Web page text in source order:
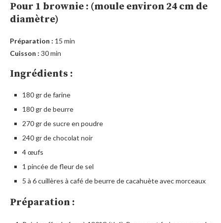
Pour 1 brownie : (moule environ 24 cm de
diamètre)
Préparation : 15 min
Cuisson : 30 min
Ingrédients :
180 gr de farine
180 gr de beurre
270 gr de sucre en poudre
240 gr de chocolat noir
4 œufs
1 pincée de fleur de sel
5 à 6 cuillères à café de beurre de cacahuète avec morceaux
Préparation :